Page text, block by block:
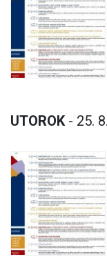
UTOROK - 25.